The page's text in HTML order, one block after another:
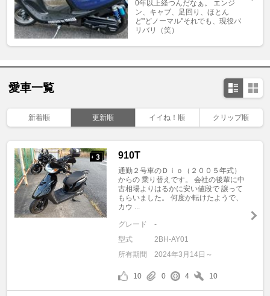
0年以上経つんだなぁ。 エンジ
ン、キャブ、足回り、ほとん
ど"どノーマル"それでも、現役バ
リバリ（笑）
愛車一覧
新着順 更新順 イイね！順 クリップ順
+ 3 910T
通勤２号車のＤｉｏ（２００５年式）
からの 乗り替えです。 会社の後輩に中
古相場よりはるかに安い値段で 譲って
もらいました。 何度か転けたようで、
カウ ...
グレード
-
型式
2BH-AY01
所有期間
2024年3月14日～
10 0 4 10